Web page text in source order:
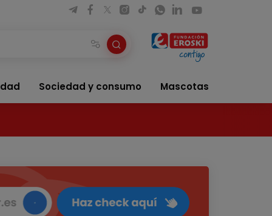
Sociedad y consumo Mascotas